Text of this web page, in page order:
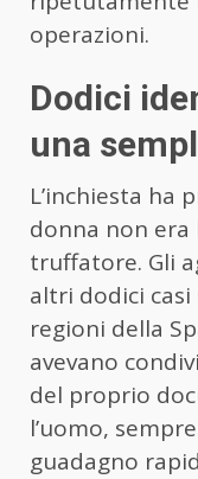
operazioni.
Dodici
una
L’inchiesta ha
donna non era
truffatore. Gli
altri dodici
regioni della
avevano
del proprio
l’uomo,
guadagno